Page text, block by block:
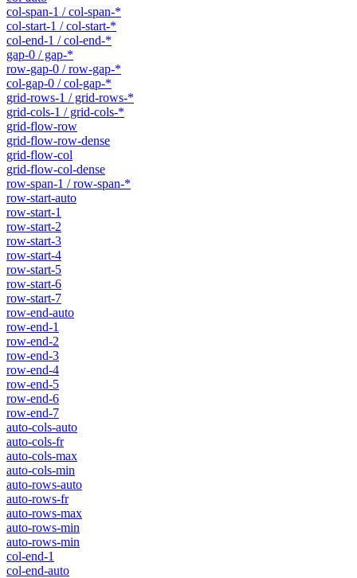
col-span-1 / col-span-*
col-start-1 / col-start-*
col-end-1 / col-end-*
gap-0 / gap-*
row-gap-0 / row-gap-*
col-gap-0 / col-gap-*
grid-rows-1 / grid-rows-*
grid-cols-1 / grid-cols-*
grid-flow-row
grid-flow-row-dense
grid-flow-col
grid-flow-col-dense
row-span-1 / row-span-*
row-start-auto
row-start-1
row-start-2
row-start-3
row-start-4
row-start-5
row-start-6
row-start-7
row-end-auto
row-end-1
row-end-2
row-end-3
row-end-4
row-end-5
row-end-6
row-end-7
auto-cols-auto
auto-cols-fr
auto-cols-max
auto-cols-min
auto-rows-auto
auto-rows-fr
auto-rows-max
auto-rows-min
auto-rows-min
col-end-1
col-end-auto